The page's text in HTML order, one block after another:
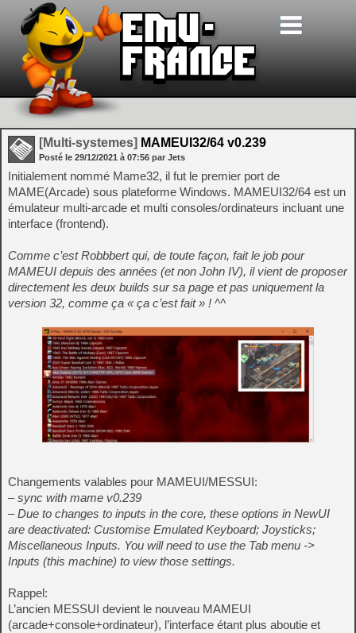
[Multi-systemes] MAMEUI32/64 v0.239
Posté le 29/12/2021 à 07:56 par Jets
Initialement nommé Mame32, il fut le premier port de
MAME(Arcade) sous plateforme Windows. MAMEUI32/64 est un
émulateur multi-arcade et multi consoles/ordinateurs incluant une
interface (frontend).
Comme c’est Robbbert qui, de toute façon, fait le job pour
MAMEUI depuis des années (et non John IV), il vient de proposer
directement les deux builds sur sa page et pas uniquement la
version 32, comme ça « ça c’est fait » ! ^^
Changements valables pour MAMEUI/MESSUI:
– sync with mame v0.239
– Due to changes to inputs in the core, these options in NewUI
are deactivated: Customise Emulated Keyboard; Joysticks;
Miscellaneous Inputs. You will need to use the Tab menu ->
Inputs (this machine) to view those settings.
Rappel:
L’ancien MESSUI devient le nouveau MAMEUI
(arcade+console+ordinateur), l’interface étant plus aboutie et